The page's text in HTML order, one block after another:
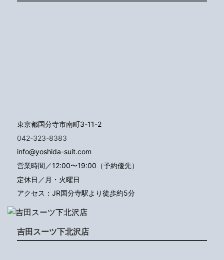
東京都国分寺市南町3-11-2
042-323-8383
info@yoshida-suit.com
営業時間／12:00〜19:00（予約優先）
定休日／月・火曜日
アクセス：JR国分寺駅より徒歩約5分
吉田スーツ下北沢店